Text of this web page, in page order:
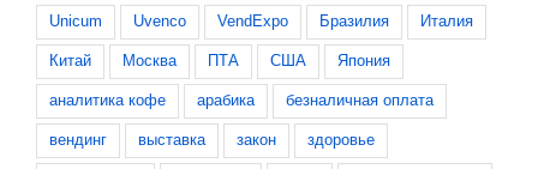
Unicum Uvenco VendExpo Бразилия Италия
Китай Москва ПТА США Япония
аналитика кофе арабика безналичная оплата
вендинг выставка закон здоровье